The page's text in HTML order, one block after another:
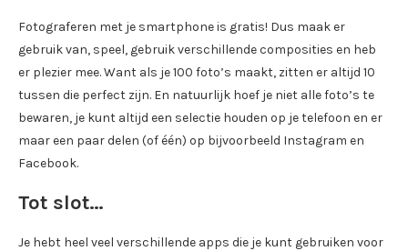
Fotograferen met je smartphone is gratis! Dus maak er
gebruik van, speel, gebruik verschillende composities en heb
er plezier mee. Want als je 100 foto’s maakt, zitten er altijd 10
tussen die perfect zijn. En natuurlijk hoef je niet alle foto’s te
bewaren, je kunt altijd een selectie houden op je telefoon en er
maar een paar delen (of één) op bijvoorbeeld Instagram en
Facebook.
Tot slot…
Je hebt heel veel verschillende apps die je kunt gebruiken voor